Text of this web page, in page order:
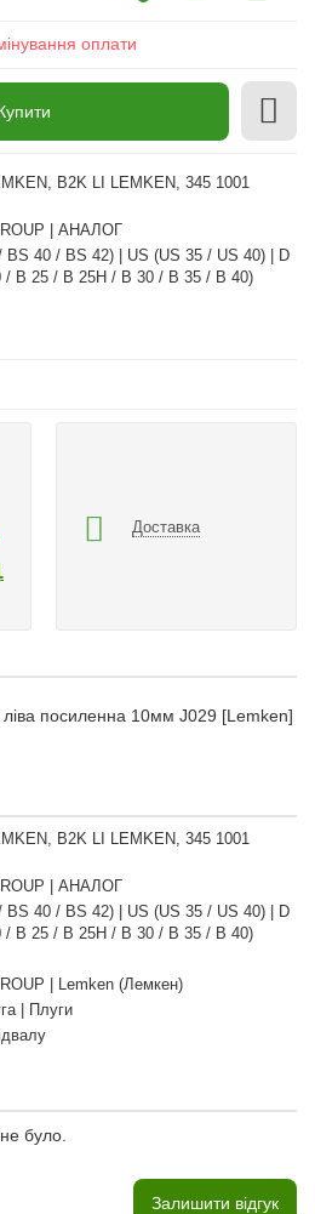
оплати
B2K LI LEMKEN, 345 1001
| АНАЛОГ
BS 40 / BS 42) | US (US 35 / US 40) | D
/ B 25 / B 25H / B 30 / B 35 / B 40)
Доставка
ліва посиленна 10мм J029 [Lemken]
B2K LI LEMKEN, 345 1001
| АНАЛОГ
BS 40 / BS 42) | US (US 35 / US 40) | D
/ B 25 / B 25H / B 30 / B 35 / B 40)
| Lemken (Лемкен)
| Плуги
було.
Залишити відгук